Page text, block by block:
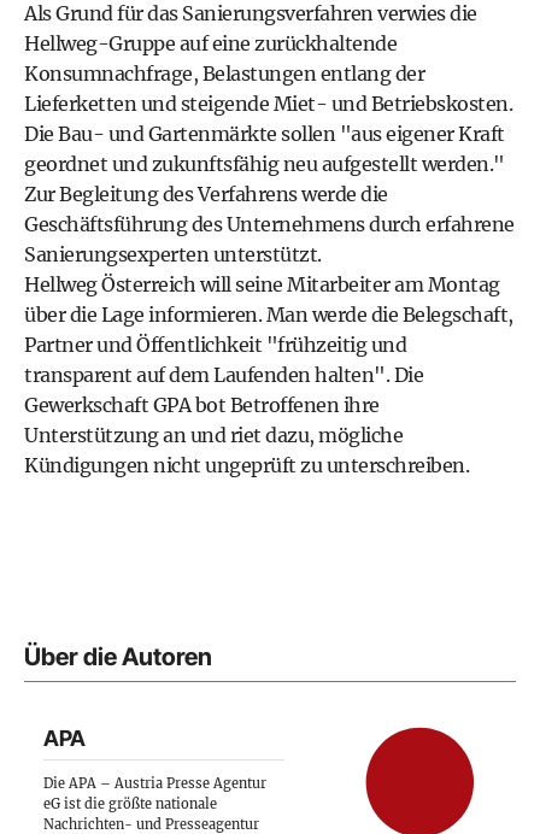
Als Grund für das Sanierungsverfahren verwies die
Hellweg-Gruppe auf eine zurückhaltende
Konsumnachfrage, Belastungen entlang der
Lieferketten und steigende Miet- und Betriebskosten.
Die Bau- und Gartenmärkte sollen "aus eigener Kraft
geordnet und zukunftsfähig neu aufgestellt werden."
Zur Begleitung des Verfahrens werde die
Geschäftsführung des Unternehmens durch erfahrene
Sanierungsexperten unterstützt.
Hellweg Österreich will seine Mitarbeiter am Montag
über die Lage informieren. Man werde die Belegschaft,
Partner und Öffentlichkeit "frühzeitig und
transparent auf dem Laufenden halten". Die
Gewerkschaft GPA bot Betroffenen ihre
Unterstützung an und riet dazu, mögliche
Kündigungen nicht ungeprüft zu unterschreiben.
Über die Autoren
APA
Die APA – Austria Presse Agentur
eG ist die größte nationale
Nachrichten- und Presseagentur